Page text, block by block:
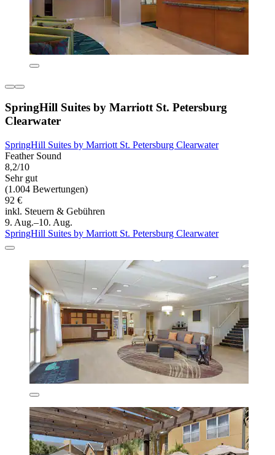
SpringHill Suites by Marriott St. Petersburg
Clearwater
SpringHill Suites by Marriott St. Petersburg Clearwater
Feather Sound
8,2/10
Sehr gut
(1.004 Bewertungen)
92 €
inkl. Steuern & Gebühren
9. Aug.–10. Aug.
SpringHill Suites by Marriott St. Petersburg Clearwater